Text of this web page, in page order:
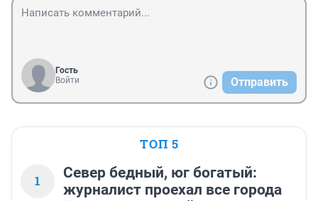
Гость
Войти
Отправить
ТОП 5
1
Север бедный, юг богатый:
журналист проехал все города